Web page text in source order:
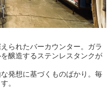
られたバーカウンター。ガラ
醸造するステンレスタンクが
発想に基づくものばかり。毎
。